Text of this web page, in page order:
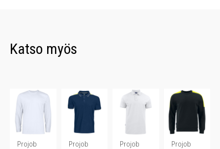
Katso myös
Projob Projob Projob Projob